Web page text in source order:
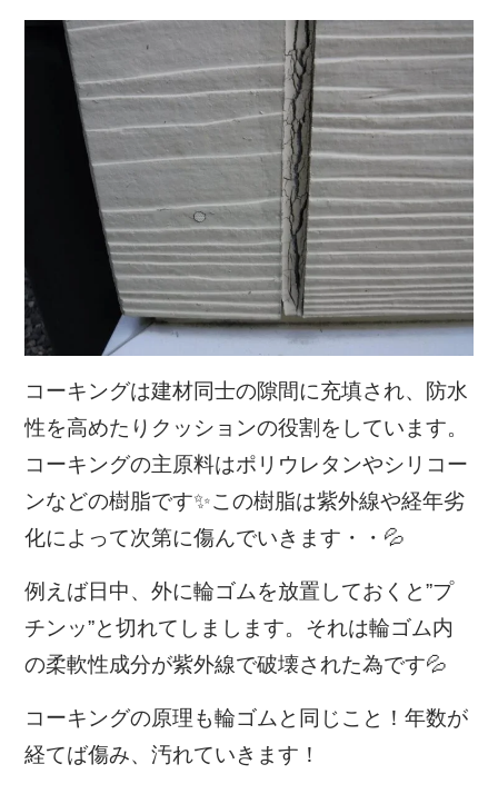
コーキングは建材同士の隙間に充填され、防水
性を高めたりクッションの役割をしています。
コーキングの主原料はポリウレタンやシリコー
ンなどの樹脂です✨この樹脂は紫外線や経年劣
化によって次第に傷んでいきます・・💦
例えば日中、外に輪ゴムを放置しておくと”プ
チンッ”と切れてしまします。それは輪ゴム内
の柔軟性成分が紫外線で破壊された為です💦
コーキングの原理も輪ゴムと同じこと！年数が
経てば傷み、汚れていきます！